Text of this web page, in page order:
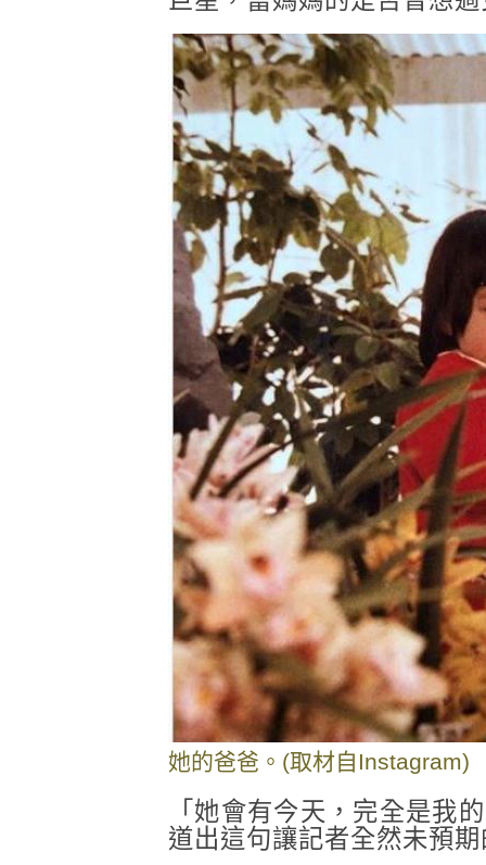
她的爸爸。(取材自Instagram)
「她會有今天，完全是我
道出這句讓記者全然未預